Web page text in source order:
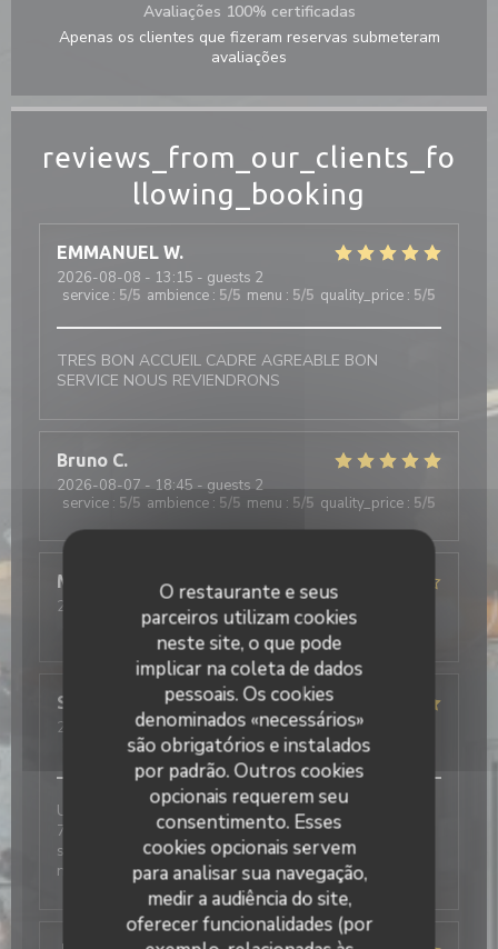
O restaurante e seus
parceiros utilizam cookies
neste site, o que pode
implicar na coleta de dados
pessoais. Os cookies
denominados «necessários»
são obrigatórios e instalados
por padrão. Outros cookies
opcionais requerem seu
consentimento. Esses
cookies opcionais servem
para analisar sua navegação,
medir a audiência do site,
oferecer funcionalidades (por
reviews_from_our_clients_fo
llowing_booking
EMMANUEL W
2026-08-08 - 13:15 - guests 2
service : 5/5 ambience : 5/5 menu : 5/5 quality_price : 5/5
TRES BON ACCUEIL CADRE AGREABLE BON
SERVICE NOUS REVIENDRONS
Bruno C
2026-08-07 - 18:45 - guests 2
service : 5/5 ambience : 5/5 menu : 5/5 quality_price : 5/5
MELANIE
2026-08-06
- 12:15 - guests 2
ambience: 4/5 menu: 4/5 quality_price
Sebastien
2026-08-05- 12:30 - guests 4
/5 ambience:5/5 menu :4/5 quality_price
Une × 2 + 1 bon moment, passé ensemble en famille,
7 × un accueil toujours aussi agréable de belles
surprises, en vain et toujours un choix variés au
niveau de La Carte, restauration
Avaliações 100% certificadas
Apenas os clientes que fizeram reservas submeteram
avaliações